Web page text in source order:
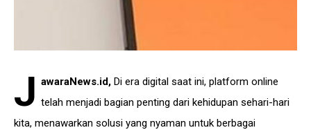
J awaraNews.id, Di era digital saat ini, platform online
telah menjadi bagian penting dari kehidupan sehari-hari
kita, menawarkan solusi yang nyaman untuk berbagai